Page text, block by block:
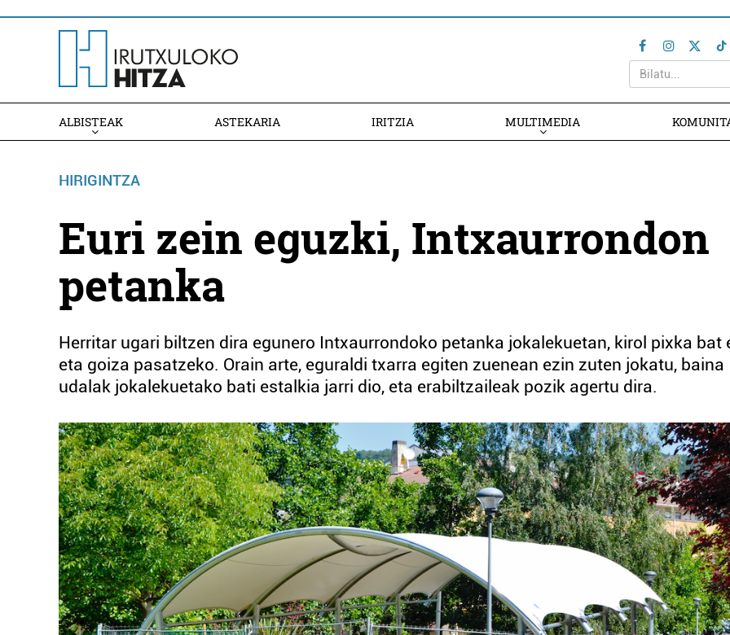
ALBISTEAK ASTEKARIA IRITZIA MULTIMEDIA
HIRIGINTZA
Euri zein eguzki, Intxaurrondon
petanka
Herritar ugari biltzen dira egunero Intxaurrondoko petanka jokalekuetan, kirol pixka bat
eta goiza pasatzeko. Orain arte, eguraldi txarra egiten zuenean ezin zuten jokatu, baina
udalak jokalekuetako bati estalkia jarri dio, eta erabiltzaileak pozik agertu dira.